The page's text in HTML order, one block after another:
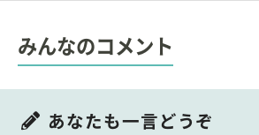
みんなのコメント
あなたも一言どうぞ